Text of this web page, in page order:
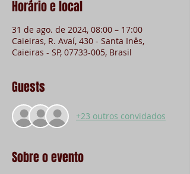
Horário e local
31 de ago. de 2024, 08:00 – 17:00
Caieiras, R. Avaí, 430 - Santa Inês,
Caieiras - SP, 07733-005, Brasil
Guests
+23 outros convidados
Sobre o evento